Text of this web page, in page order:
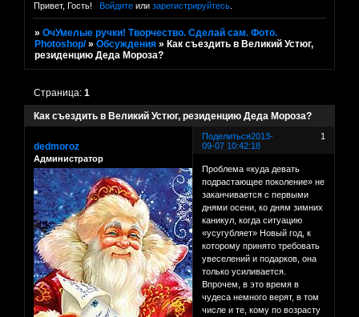
Привет, Гость! Войдитеили зарегистрируйтесь.
»ОчУмелые ручки! Творчество. Сделай сам. Фото.
Photoshop/ »Обсуждения » Как съездить в Великий Устюг,
резиденцию Деда Мороза?
Как съездить в Великий Устюг, резиденцию Деда Мороза?
Страница:1
Поделиться 1
2013-
09-07 10:42:18
dedmoroz
Администратор
Проблема «куда девать
подрастающее поколение» не
заканчивается с первыми
днями осени, ко дням зимних
каникул, когда ситуацию
«усугубляет» Новый год, к
которому принято требовать
увеселений и подарков, она
только усиливается.
Впрочем, в это время в
чудеса немного верят, в том
числе и те, кому по возрасту